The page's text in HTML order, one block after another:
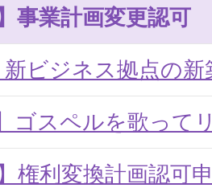
事業計画変更認可
新ビジネス拠点の
ゴスペルを歌って
権利変換計画認可